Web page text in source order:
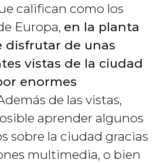
califican como los
Europa, en la planta
disfrutar de unas
vistas de la ciudad
enormes
de las vistas,
aprender algunos
sobre la ciudad gracias
multimedia, o bien